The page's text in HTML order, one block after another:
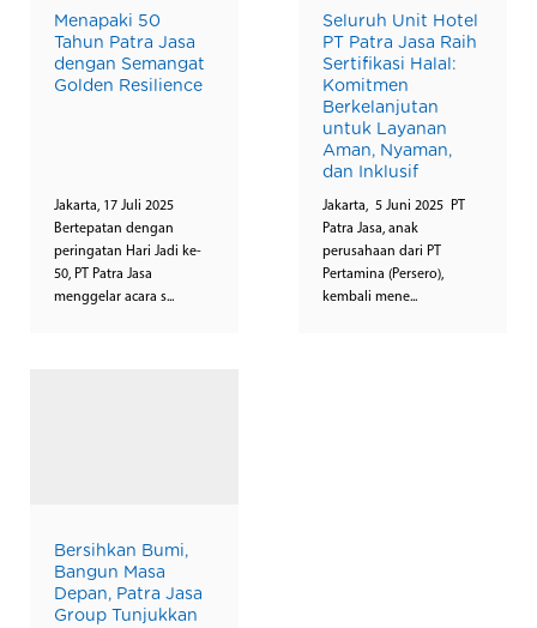
Menapaki 50
Tahun Patra Jasa
dengan Semangat
Golden Resilience
Jakarta, 17 Juli 2025
Bertepatan dengan
peringatan Hari Jadi ke-
50, PT Patra Jasa
menggelar acara s...
Seluruh Unit Hotel
PT Patra Jasa Raih
Sertifikasi Halal:
Komitmen
Berkelanjutan
untuk Layanan
Aman, Nyaman,
dan Inklusif
Jakarta, 5 Juni 2025 PT
Patra Jasa, anak
perusahaan dari PT
Pertamina (Persero),
kembali mene...
Bersihkan Bumi,
Bangun Masa
Depan, Patra Jasa
Group Tunjukkan